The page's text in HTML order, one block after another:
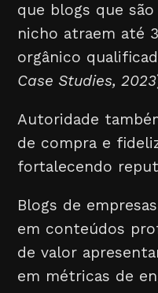
que blogs que
nicho atraem até
orgânico
Case Studies, 2023
Autoridade
de compra e
fortalecendo
Blogs de
em conteúdos
de valor
em métricas de